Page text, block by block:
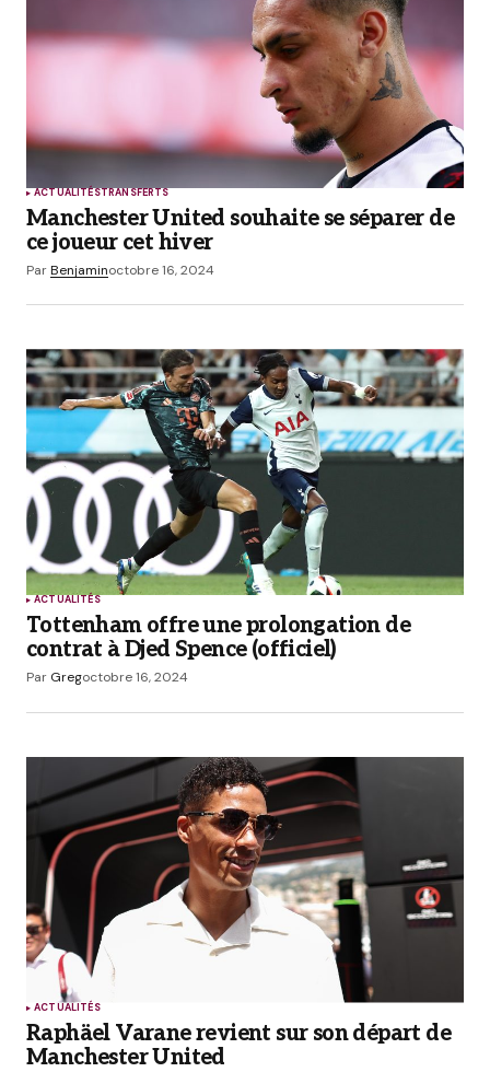
ACTUALITÉSTRANSFERTS
Manchester United souhaite se séparer de
ce joueur cet hiver
ParBenjaminoctobre 16, 2024
ACTUALITÉS
Tottenham offre une prolongation de
contrat à Djed Spence (officiel)
Par Gregoctobre 16, 2024
ACTUALITÉS
Raphäel Varane revient sur son départ de
Manchester United